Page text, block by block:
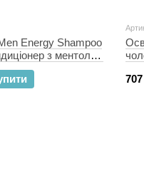
Energy Shampoo
з ментолом
250 мл